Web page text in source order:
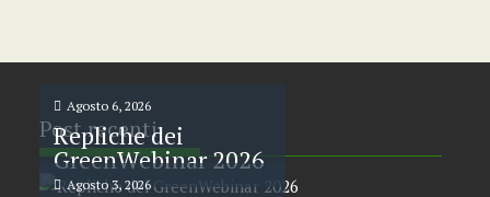
Post recenti
Agosto 6, 2026
Repliche dei
GreenWebinar 2026
Agosto 3, 2026